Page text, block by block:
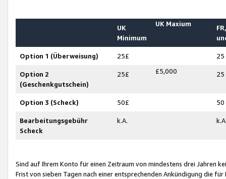
UK
Minimum
UK Maxium
Option 1 (Überweisung) 25£ 25
Option 2
(Geschenkgutschein)
25£ £5,000 25
Option 3 (Scheck) 50£ 50
Bearbeitungsgebühr
Scheck
k.A.
Sind auf Ihrem Konto für einen Zeitraum von mindestens drei Jahren
Frist von sieben Tagen nach einer entsprechenden Ankündigung die